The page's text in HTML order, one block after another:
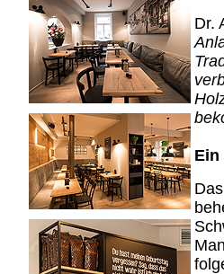
Dr.
Ein